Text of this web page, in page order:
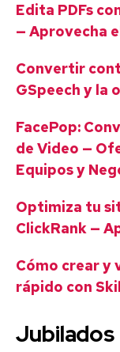
Edita PDFs
— Aprovecha
Convertir
GSpeech y la
FacePop:
de Video —
Equipos y
Optimiza tu
ClickRank —
Cómo crear y
rápido con
Jubilados